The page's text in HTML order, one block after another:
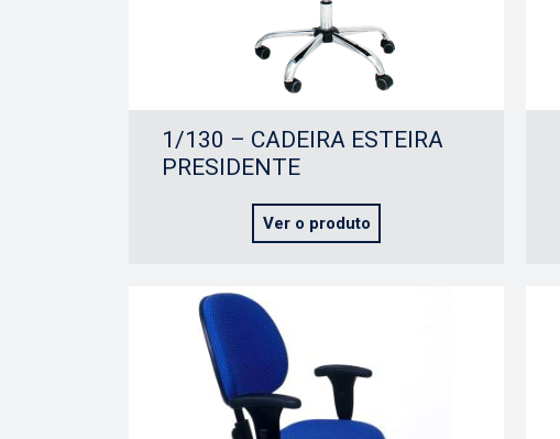
1/130 – CADEIRA ESTEIRA
PRESIDENTE
Ver o produto